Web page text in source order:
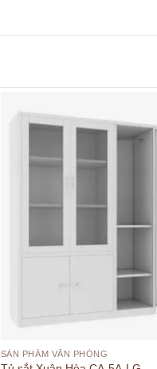
SẢN PHẨM VĂN PHÒNG